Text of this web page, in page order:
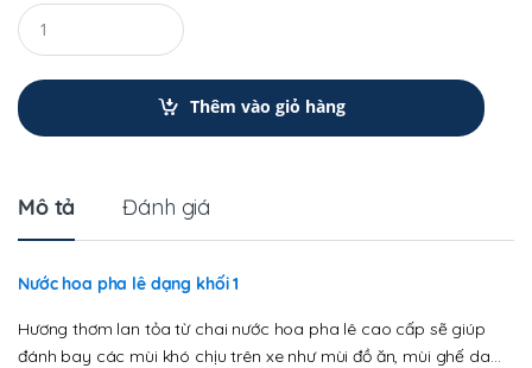
Q
u
a
t
i
Thêm vào giỏ hàng
Mô tả Đánh giá
Nước hoa pha lê dạng khối 1
Hương thơm lan tỏa từ chai nước hoa pha lê cao cấp sẽ giúp
đánh bay các mùi khó chịu trên xe như mùi đồ ăn, mùi ghế da…